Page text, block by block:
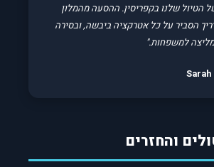
הטיול שלנו בקפריסין. ההסעה מהמלון
הסביר על כל אטרקציה ביבשה, ובסירה
למשפחות."
והחזרים